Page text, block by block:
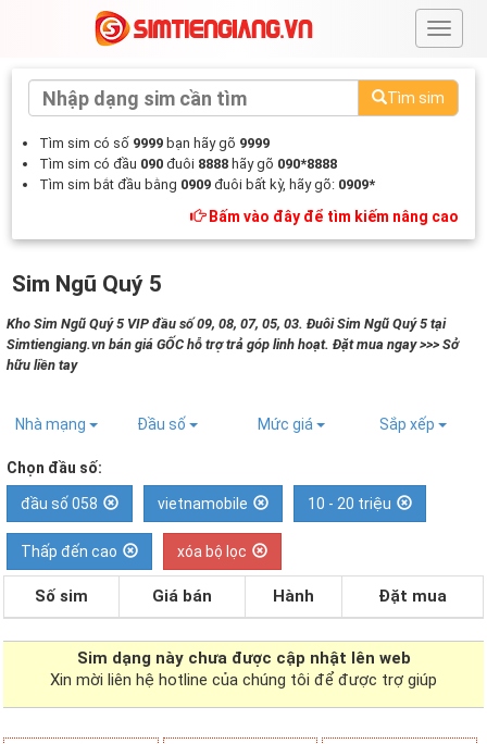
#
Tìm sim
Tìm sim có số 9999 bạn hãy gõ 9999
Tìm sim có đầu 090 đuôi 8888 hãy gõ 090*8888
Tìm sim bắt đầu bằng 0909 đuôi bất kỳ, hãy gõ: 0909*
Bấm vào đây để tìm kiếm nâng cao
Sim Ngũ Quý 5
Kho Sim Ngũ Quý 5 VIP đầu số 09, 08, 07, 05, 03. Đuôi Sim Ngũ Quý 5 tại
Simtiengiang.vn bán giá GỐC hỗ trợ trả góp linh hoạt. Đặt mua ngay >>> Sở
hữu liền tay
Nhà mạng Đầu số Mức giá Sắp xếp
Chọn đầu số:
đầu số 058 vietnamobile 10 - 20 triệu
Thấp đến cao xóa bộ lọc
Số sim Giá bán Hành Đặt mua
Sim dạng này chưa được cập nhật lên web
Xin mời liên hệ hotline của chúng tôi để được trợ giúp